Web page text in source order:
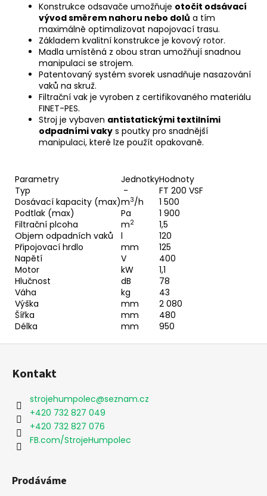
Konstrukce odsavače umožňuje otočit odsávací
vývod směrem nahoru nebo dolů a tím
maximálně optimalizovat napojovací trasu.
Základem kvalitní konstrukce je kovový rotor.
Madla umístěná z obou stran umožňují snadnou
manipulaci se strojem.
Patentovaný systém svorek usnadňuje nasazování
vaků na skruž.
Filtrační vak je vyroben z certifikovaného materiálu
FINET-PES.
Stroj je vybaven antistatickými textilními
odpadními vaky s poutky pro snadnější
manipulaci, které lze použít opakovaně.
Parametry JednotkyHodnoty
Typ
-
FT 200 VSF
Dosávací kapacity (max)m3/h
1 500
Podtlak (max)
Pa
1 900
Filtrační plcoha
m2
1,5
Objem odpadních vaků
l
120
Připojovací hrdlo
mm
125
Napětí
V
400
Motor
kW
1,1
Hlučnost
dB
78
Váha
kg
43
Výška
mm
2 080
Šířka
mm
480
Délka
mm 950
Z
Kontakt
strojehumpolec@seznam.cz
+420 732 827 049
+420 732 827 076
FB.com/StrojeHumpolec
Prodáváme